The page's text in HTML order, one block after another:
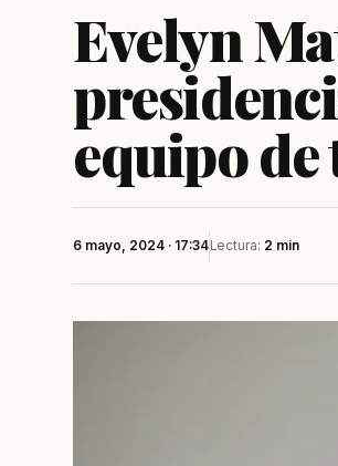
Evelyn
equipo
6 mayo, 2024 · 17:34Lectura: 2 min